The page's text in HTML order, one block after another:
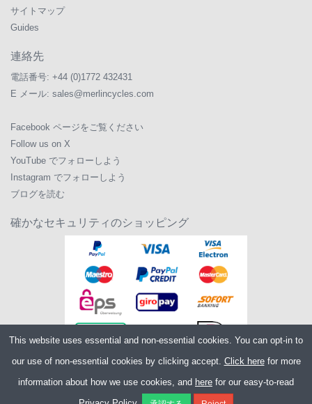
サイトマップ
Guides
連絡先
電話番号: +44 (0)1772 432431
E メール: sales@merlincycles.com
Facebook ページをご覧ください
Follow us on X
YouTube でフォローしよう
Instagram でフォローしよう
ブログを読む
確かなセキュリティのショッピング
Merlin Cycles Ltd., Unit A4 Buckshaw Link, Ordnance Road,
This website uses essential and non-essential cookies. You can opt-in to
our use of non-essential cookies by clicking accept. Click herefor more
information about how we use cookies, and here for our easy-to-read